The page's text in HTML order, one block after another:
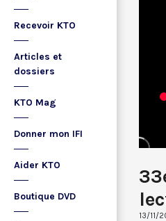
Recevoir KTO
Articles et
dossiers
KTO Mag
Donner mon IFI
Aider KTO
Boutique DVD
13/11/